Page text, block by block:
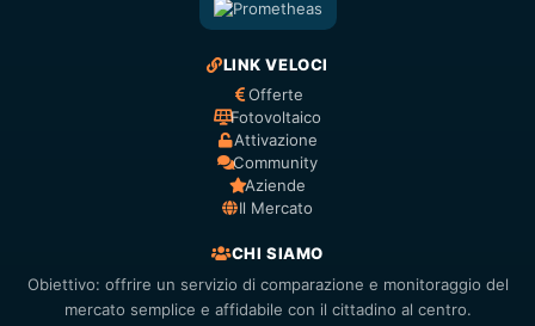
LINK VELOCI
Offerte
Fotovoltaico
Attivazione
Community
Aziende
Il Mercato
CHI SIAMO
Obiettivo: offrire un servizio di comparazione e monitoraggio del
mercato semplice e affidabile con il cittadino al centro.